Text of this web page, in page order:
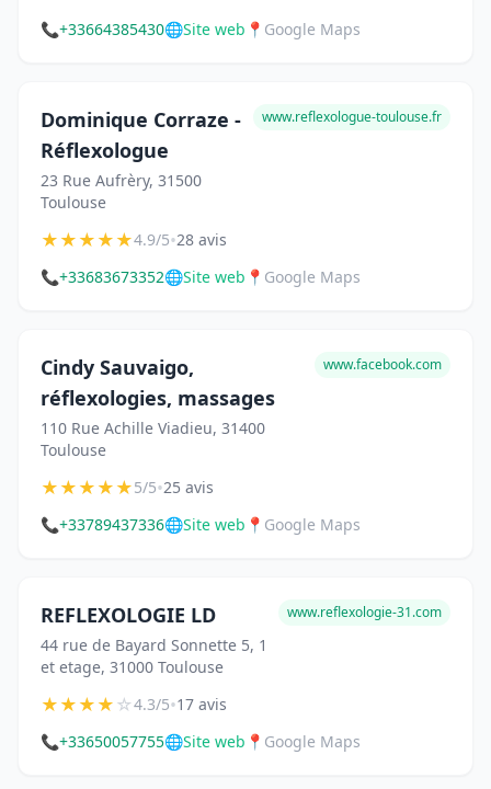
📞+33664385430🌐Site web 📍 Google Maps
Dominique Corraze -
Réflexologue
23 Rue Aufrèry, 31500
Toulouse
www.reflexologue-toulouse.fr
★★★★★4.9/5•28 avis
📞+33683673352🌐Site web 📍 Google Maps
Cindy Sauvaigo,
réflexologies, massages
110 Rue Achille Viadieu, 31400
Toulouse
www.facebook.com
★★★★★5/5•25 avis
📞+33789437336🌐Site web 📍 Google Maps
REFLEXOLOGIE LD
44 rue de Bayard Sonnette 5, 1
et etage, 31000 Toulouse
www.reflexologie-31.com
★★★★☆4.3/5•17 avis
📞+33650057755🌐Site web 📍 Google Maps